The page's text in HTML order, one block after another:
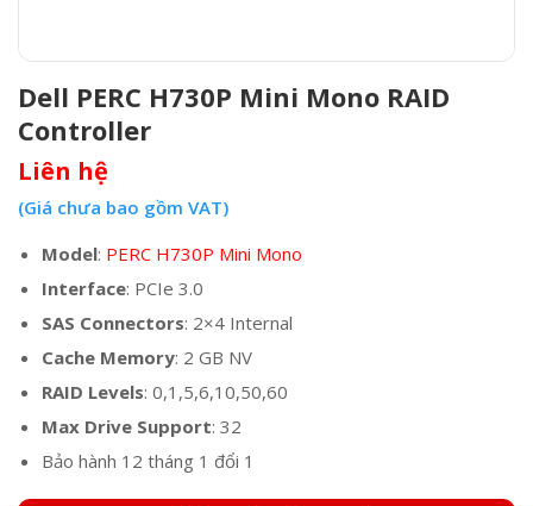
Dell PERC H730P Mini Mono RAID
Controller
Liên hệ
(Giá chưa bao gồm VAT)
Model: PERC H730P Mini Mono
Interface: PCIe 3.0
SAS Connectors: 2×4 Internal
Cache Memory: 2 GB NV
RAID Levels: 0,1,5,6,10,50,60
Max Drive Support: 32
Bảo hành 12 tháng 1 đổi 1